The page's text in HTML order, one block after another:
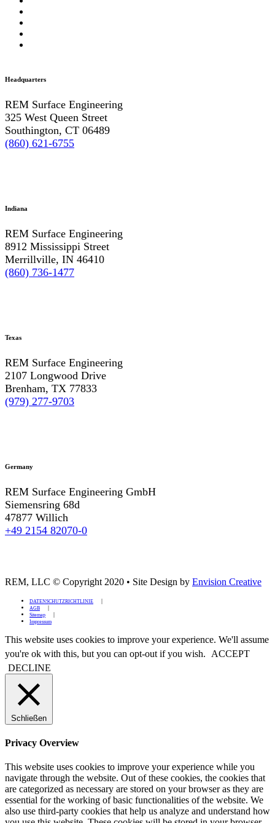
Headquarters
REM Surface Engineering
325 West Queen Street
Southington, CT 06489
(860) 621-6755
Indiana
REM Surface Engineering
8912 Mississippi Street
Merrillville, IN 46410
(860) 736-1477
Texas
REM Surface Engineering
2107 Longwood Drive
Brenham, TX 77833
(979) 277-9703
Germany
REM Surface Engineering GmbH
Siemensring 68d
47877 Willich
+49 2154 82070-0
REM, LLC © Copyright 2020 • Site Design by Envision Creative
DATENSCHUTZRICHTLINIE
AGB
Sitemap
Impressum
This website uses cookies to improve your experience. We'll assume
you're ok with this, but you can opt-out if you wish.
ACCEPT
DECLINE
Schließen
Privacy Overview
This website uses cookies to improve your experience while you
navigate through the website. Out of these cookies, the cookies that
are categorized as necessary are stored on your browser as they are
essential for the working of basic functionalities of the website. We
also use third-party cookies that help us analyze and understand how